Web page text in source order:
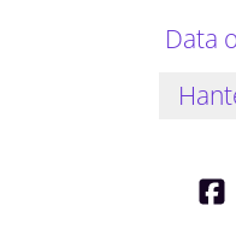
Data